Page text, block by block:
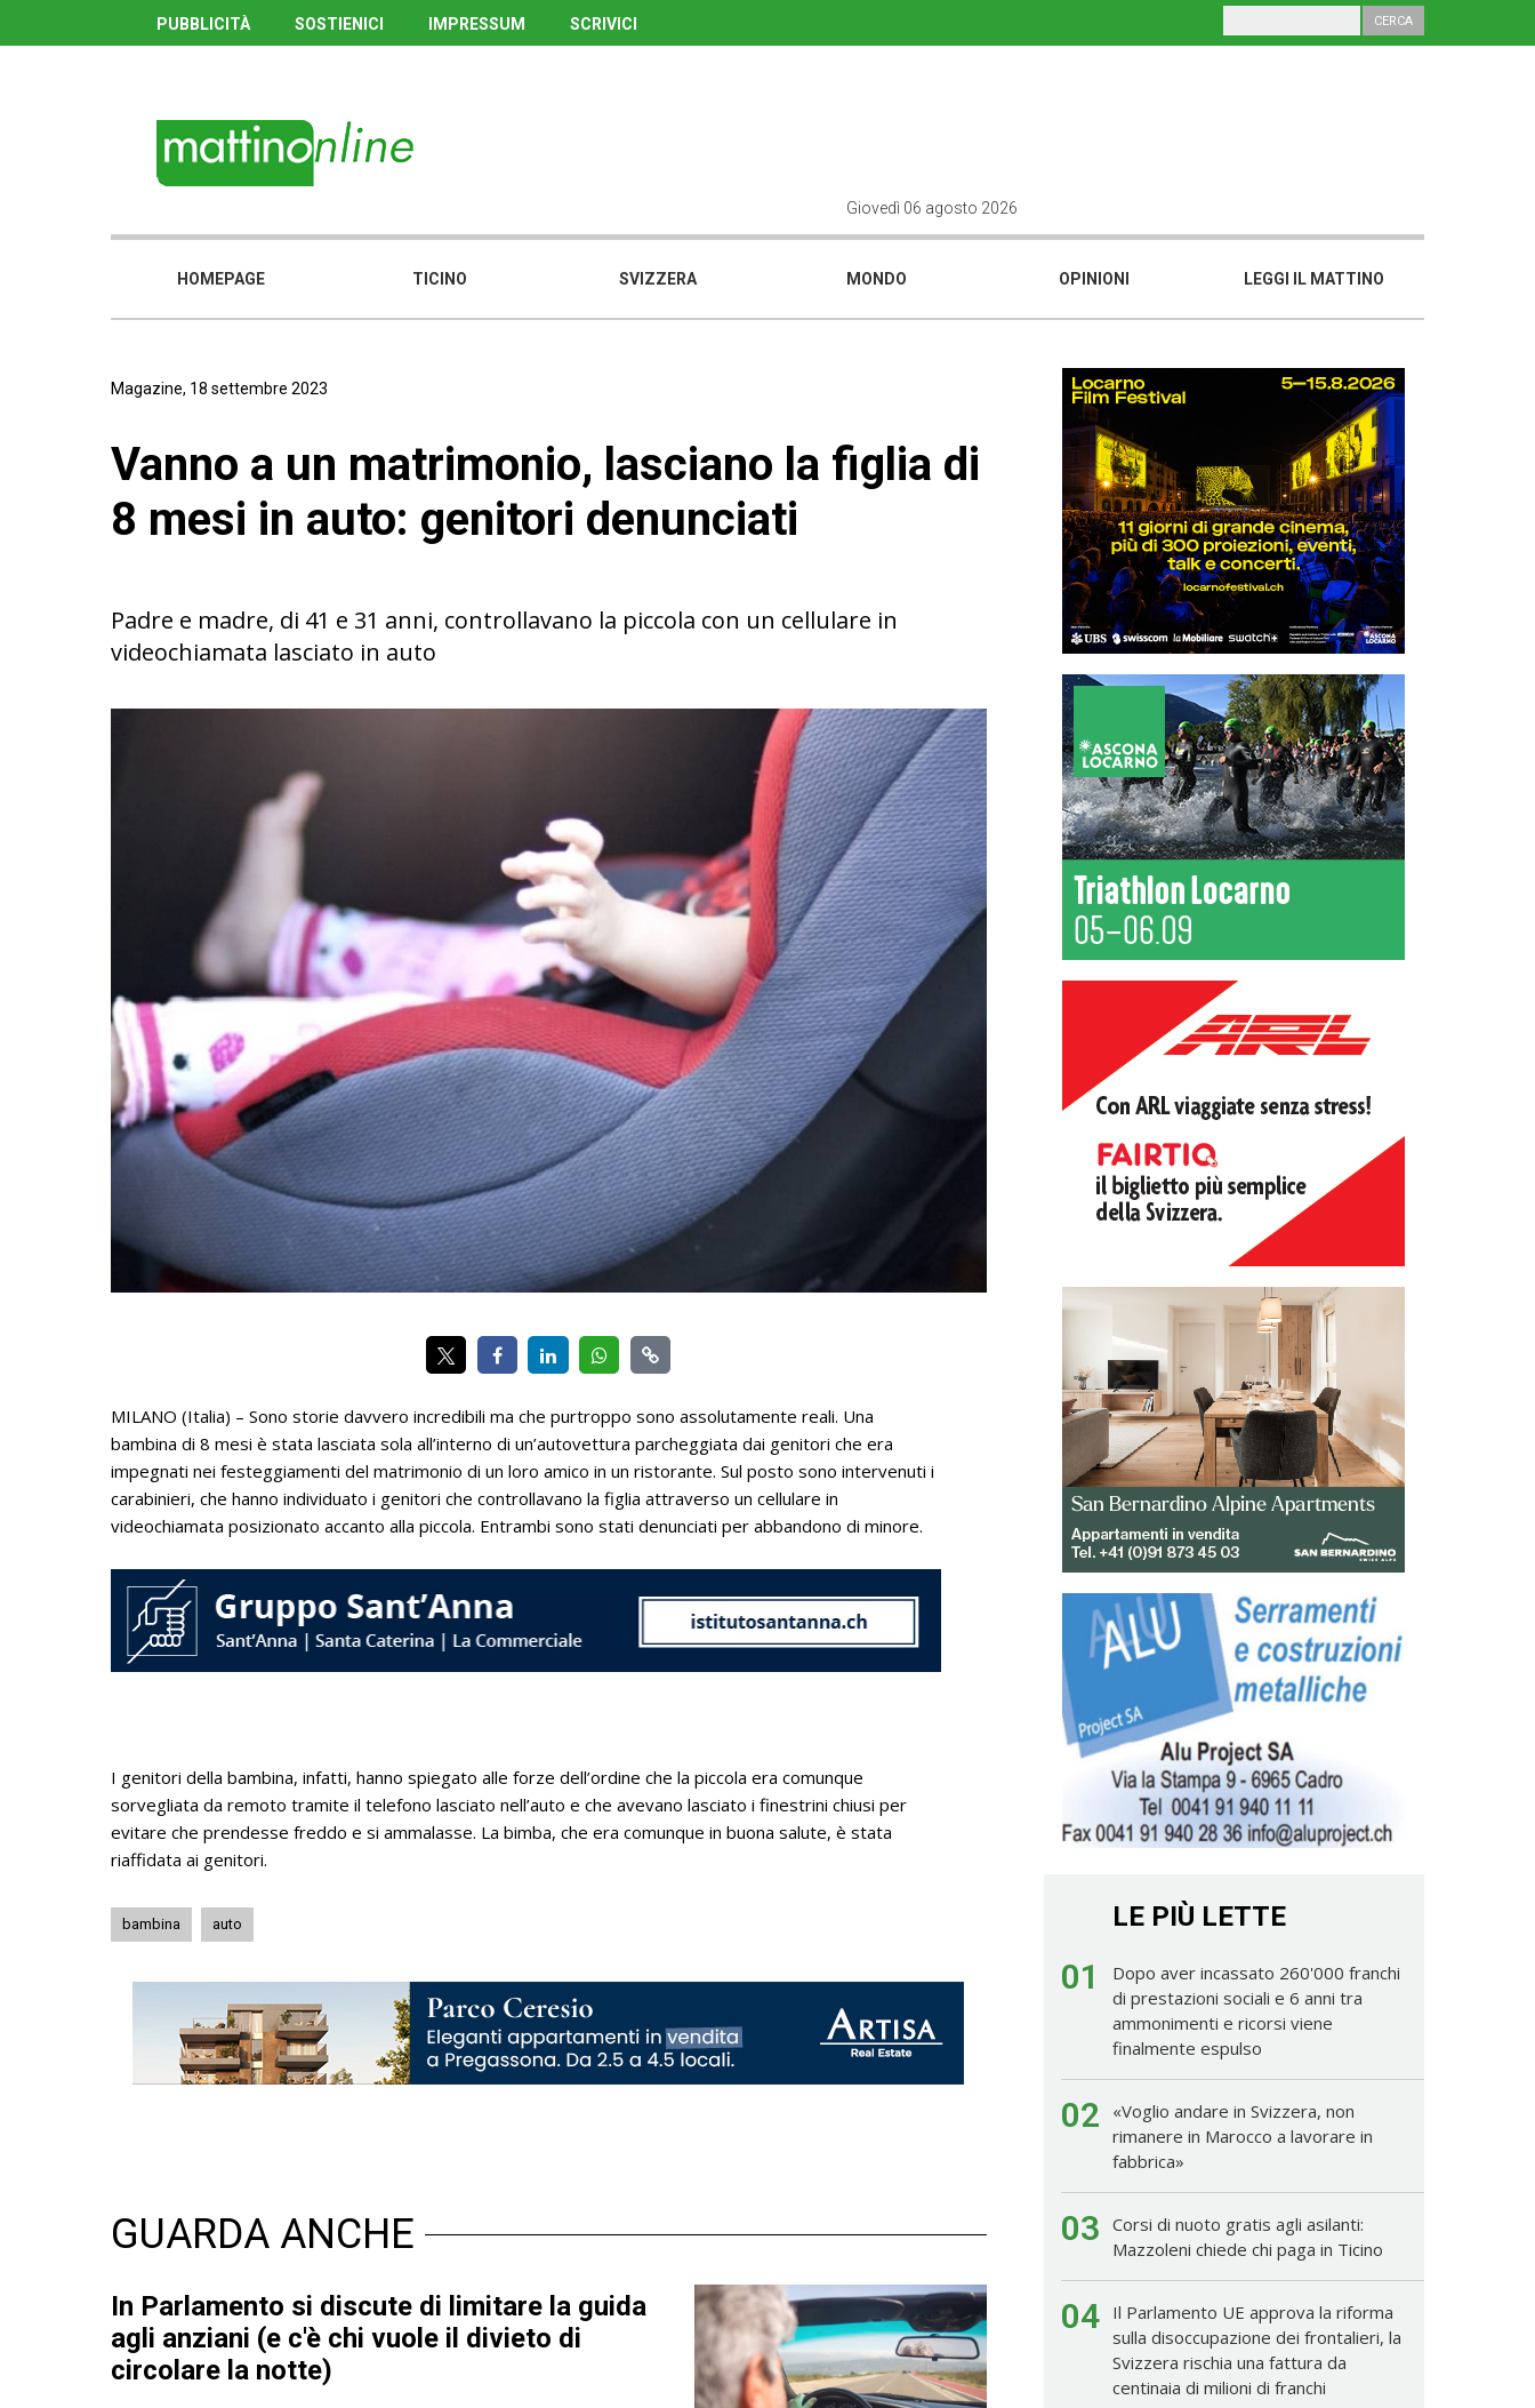
PUBBLICITÀ SOSTIENICI IMPRESSUM SCRIVICI
Giovedì 06 agosto 2026
HOMEPAGE TICINO SVIZZERA MONDO OPINIONI LEGGI IL MATTINO
Magazine, 18 settembre 2023
Vanno a un matrimonio, lasciano la figlia di
8 mesi in auto: genitori denunciati
Padre e madre, di 41 e 31 anni, controllavano la piccola con un cellulare in
videochiamata lasciato in auto
MILANO (Italia) – Sono storie davvero incredibili ma che purtroppo sono assolutamente reali. Una
bambina di 8 mesi è stata lasciata sola all’interno di un’autovettura parcheggiata dai genitori che era
impegnati nei festeggiamenti del matrimonio di un loro amico in un ristorante. Sul posto sono intervenuti i
carabinieri, che hanno individuato i genitori che controllavano la figlia attraverso un cellulare in
videochiamata posizionato accanto alla piccola. Entrambi sono stati denunciati per abbandono di minore.
I genitori della bambina, infatti, hanno spiegato alle forze dell’ordine che la piccola era comunque
sorvegliata da remoto tramite il telefono lasciato nell’auto e che avevano lasciato i finestrini chiusi per
evitare che prendesse freddo e si ammalasse. La bimba, che era comunque in buona salute, è stata
riaffidata ai genitori.
bambina auto
GUARDA ANCHE
In Parlamento si discute di limitare la guida
agli anziani (e c'è chi vuole il divieto di
circolare la notte)
LE PIÙ LETTE
01
Dopo aver incassato 260'000 franchi
di prestazioni sociali e 6 anni tra
ammonimenti e ricorsi viene
finalmente espulso
02
«Voglio andare in Svizzera, non
rimanere in Marocco a lavorare in
fabbrica»
03 Corsi di nuoto gratis agli asilanti:
Mazzoleni chiede chi paga in Ticino
04
Il Parlamento UE approva la riforma
sulla disoccupazione dei frontalieri, la
Svizzera rischia una fattura da
centinaia di milioni di franchi